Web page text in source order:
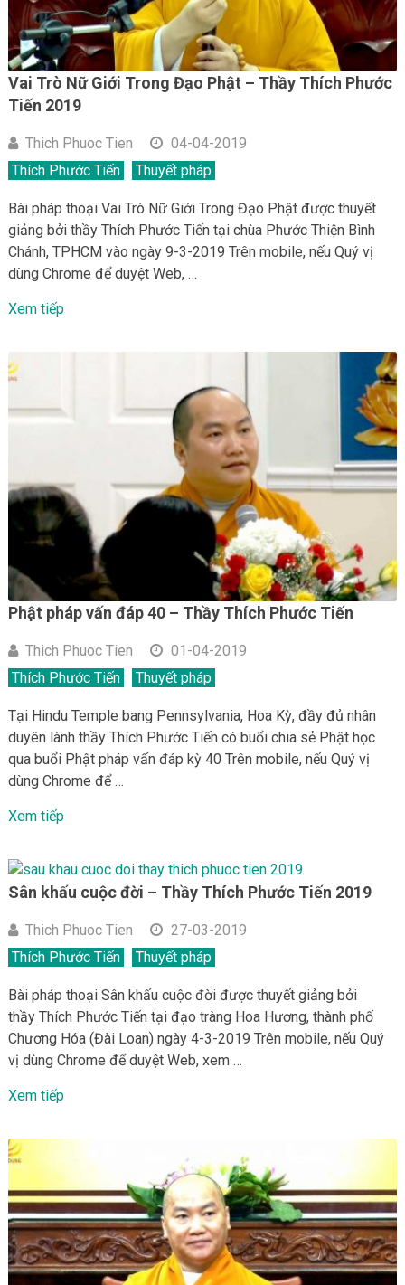
Vai Trò Nữ Giới Trong Đạo Phật – Thầy Thích Phước
Tiến 2019
Thich Phuoc Tien
04-04-2019
Thích Phước Tiến
Thuyết pháp
Bài pháp thoại Vai Trò Nữ Giới Trong Đạo Phật được thuyết
giảng bởi thầy Thích Phước Tiến tại chùa Phước Thiện Bình
Chánh, TPHCM vào ngày 9-3-2019 Trên mobile, nếu Quý vị
dùng Chrome để duyệt Web, …
Xem tiếp
Phật pháp vấn đáp 40 – Thầy Thích Phước Tiến
Thich Phuoc Tien
01-04-2019
Thích Phước Tiến
Thuyết pháp
Tại Hindu Temple bang Pennsylvania, Hoa Kỳ, đầy đủ nhân
duyên lành thầy Thích Phước Tiến có buổi chia sẻ Phật học
qua buổi Phật pháp vấn đáp kỳ 40 Trên mobile, nếu Quý vị
dùng Chrome để …
Xem tiếp
Sân khấu cuộc đời – Thầy Thích Phước Tiến 2019
Thich Phuoc Tien
27-03-2019
Thích Phước Tiến
Thuyết pháp
Bài pháp thoại Sân khấu cuộc đời được thuyết giảng bởi
thầy Thích Phước Tiến tại đạo tràng Hoa Hương, thành phố
Chương Hóa (Đài Loan) ngày 4-3-2019 Trên mobile, nếu Quý
vị dùng Chrome để duyệt Web, xem …
Xem tiếp